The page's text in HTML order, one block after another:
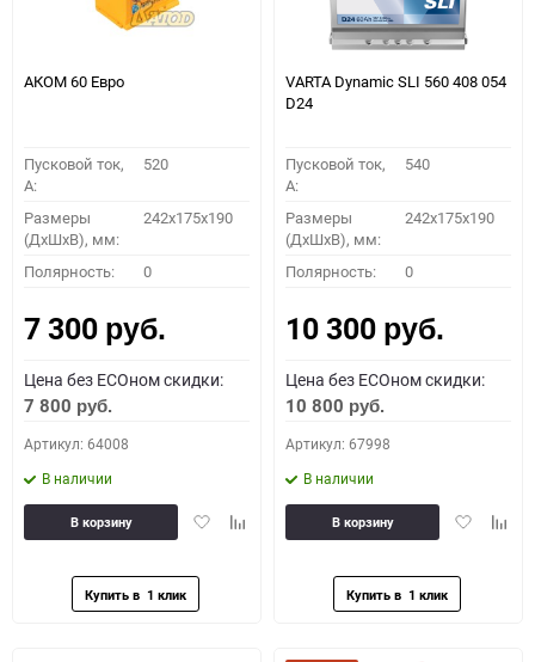
АКОМ 60 Евро
Пусковой ток,
A:
520
Размеры
(ДхШхВ), мм:
242x175x190
Полярность: 0
7 300 руб.
Цена без ECOном скидки:
7 800 руб.
Артикул: 64008
В наличии
ДобавитьДобавить
В корзину
VARTA Dynamic SLI 560 408 054
D24
Пусковой ток,
A:
540
Размеры
(ДхШхВ), мм:
242x175x190
Полярность: 0
10 300 руб.
Цена без ECOном скидки:
10 800 руб.
Артикул: 67998
В наличии
Добавить
В корзину